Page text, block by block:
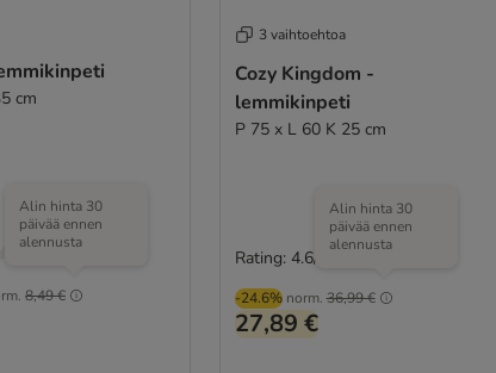
cm
8,49 €
Alin hinta 30
päivää ennen
alennusta
3 vaihtoehtoa
Cozy Kingdom -
lemmikinpeti
P 75 x L 60 K 25 cm
-24.6% norm. 36,99 €
Alin hinta 30
päivää ennen
alennusta
27,89 €
Rating: 4.6/5